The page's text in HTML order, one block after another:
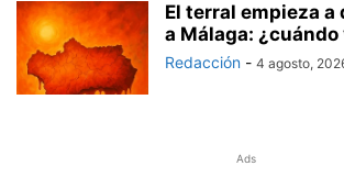
El terral empieza a
a Málaga: ¿cuándo
Redacción - 4 agosto,
Ads